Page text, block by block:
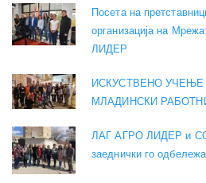
Посета на
организација на
ЛИДЕР
ИСКУСТВЕНО
МЛАДИНСКИ
ЛАГ АГРО ЛИДЕР и
заеднички го